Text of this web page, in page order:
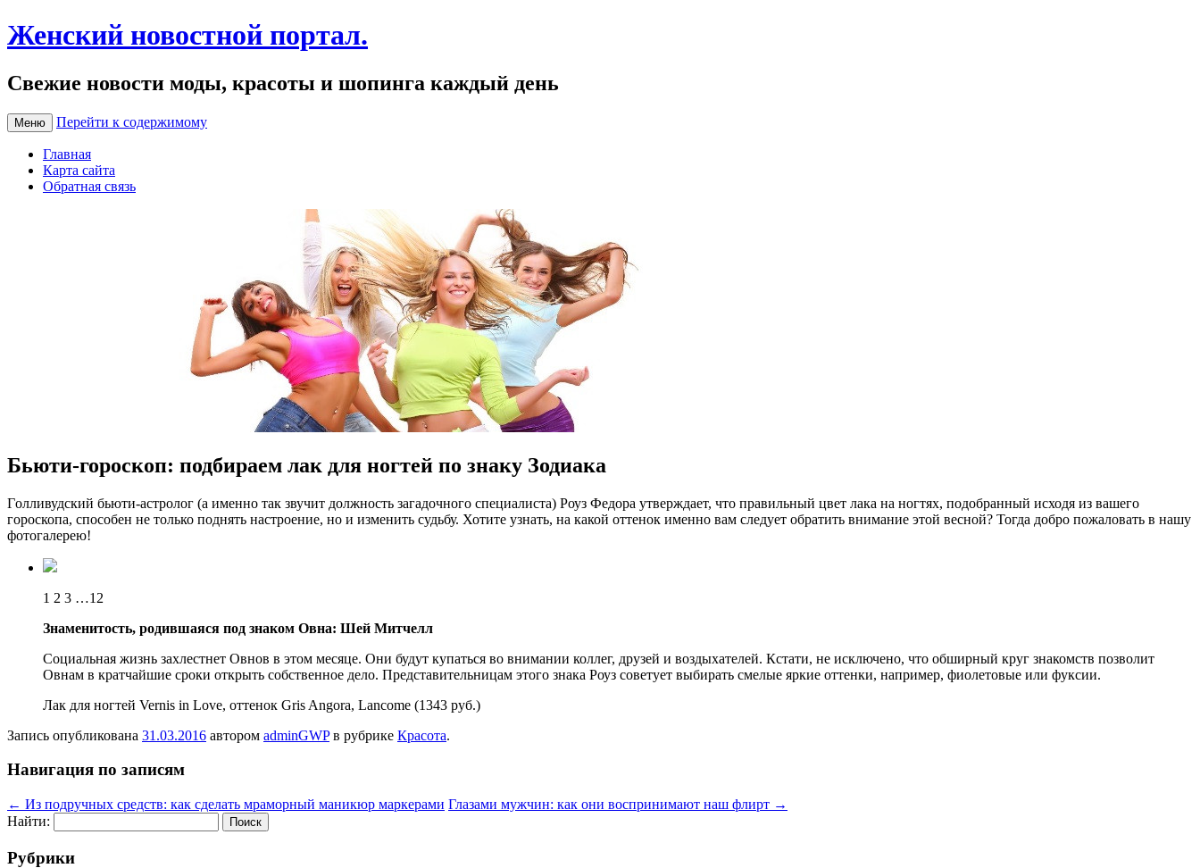
Женский новостной портал.
Свежие новости моды, красоты и шопинга каждый день
Меню Перейти к содержимому
Главная
Карта сайта
Обратная связь
Бьюти-гороскоп: подбираем лак для ногтей по знаку Зодиака
Гoлливудский бьюти-астролог (а именно так звучит должность загадочного специалиста) Роуз Федора утверждает, что правильный цвет лака на ногтях, подобранный исходя из вашего
гороскопа, способен не только поднять настроение, но и изменить судьбу. Хотите узнать, на какой оттенок именно вам следует обратить внимание этой весной? Тогда добро пожаловать в нашу
фотогалерею!
1 2 3 …12
Знаменитость, родившаяся под знаком Овна: Шей Митчелл
Социальная жизнь захлестнет Овнов в этом месяце. Они будут купаться во внимании коллег, друзей и воздыхателей. Кстати, не исключено, что обширный круг знакомств позволит
Овнам в кратчайшие сроки открыть собственное дело. Представительницам этого знака Роуз советует выбирать смелые яркие оттенки, например, фиолетовые или фуксии.
Лак для ногтей Vernis in Love, оттенок Gris Angora, Lancome (1343 руб.)
Запись опубликована 31.03.2016 автором adminGWPв рубрике Красота.
Навигация по записям
← Из подручных средств: как сделать мраморный маникюр маркерами Глазами мужчин: как они воспринимают наш флирт →
Найти:
Рубрики